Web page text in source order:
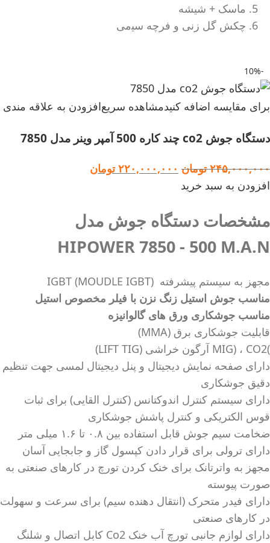
ماسک + شیشه
چکش گل زنی و ﻓﺮچه ﺳﯿمی
-10%
برای مقایسه اضافه کنیدمشاهده سریعافزودن به علاقه مندی
دستگاه جوش co2 چند کاره 500 آمپر وینر مدل 7850
۲۴۵,۰۰۰,۰۰۰ تومان ۲۲۰,۰۰۰,۰۰۰ تومان
افزودن به سبد خرید
مشخصات دستگاه جوش مدل
HIPOWER 7850 - 500 M.A.N
مجهز به سیستم پیشرفته (MOUDLE IGBT) IGBT
مناسب جوش استیل زنگ‌ نزن با فیلر مخصوص استیل
مناسب جوشکاری ورق های گالوانیزه
قابلیت جوشکاری برق (MMA)
)MIG) ، CO2 آرگون خراشی (LIFT TIG)
دارای صفحه نمایش دیجیتال و پنل دیجیتال لمسی جهت تنظیم
دقیق جوشکاری
دارای سیستم کنترل اندوکتانس (کنترل القایی) برای ثبات
قوس الکتریکی و کنترل پاشش جوشکاری
ضخامت سیم جوش قابل استفاده بین ۰.۸ تا ۱.۶ میلی متر
دارای ترولی برای قرار دادن کپسول گاز و جابجایی آسان
مجهز به واترتانک برای خنک کردن تورچ در کارهای صنعتی به
صورت پیوسته
دارای فیدر متحرک (انتقال دهنده سیم) برای سرعت و سهولت
در کارهای صنعتی
دارای لوازم جانبی تورچ آب خنک Co2 کابل اتصال و شلنگ